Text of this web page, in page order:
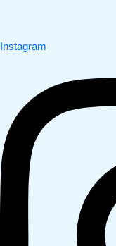
Instagram